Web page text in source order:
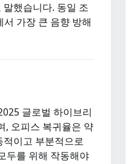
했습니다. 동일 조
가장 큰 음향 방해
글로벌 하이브리
, 오피스 복귀율은 약
이고 부분적으로
두를 위해 작동해야